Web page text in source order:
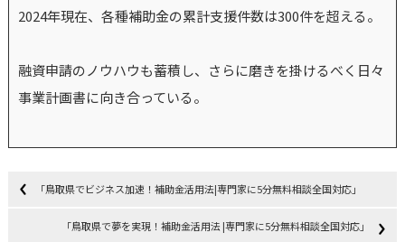
2024年現在、各種補助金の累計支援件数は300件を超える。
融資申請のノウハウも蓄積し、さらに磨きを掛けるべく日々
事業計画書に向き合っている。
「鳥取県でビジネス加速！補助金活用法|専門家に5分無料相談全国対応」
「鳥取県で夢を実現！補助金活用法 |専門家に5分無料相談全国対応」